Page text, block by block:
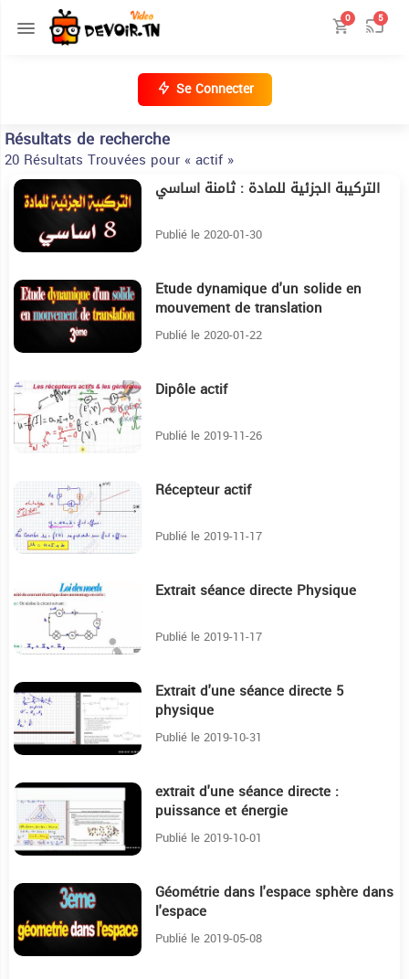
0 5
Se Connecter
Résultats de recherche
20 Résultats Trouvées pour « actif »
6:31 التركيبة الجزئية للمادة : ثامنة اساسي
Publié le 2020-01-30
31:34 Etude dynamique d'un solide en
mouvement de translation
Publié le 2020-01-22
24:40 Dipôle actif
Publié le 2019-11-26
Récepteur actif
Publié le 2019-11-17
8:6 Extrait séance directe Physique
Publié le 2019-11-17
3:53 Extrait d'une séance directe 5
physique
Publié le 2019-10-31
4:46 extrait d'une séance directe :
puissance et énergie
Publié le 2019-10-01
Géométrie dans l'espace sphère dans
l'espace
Publié le 2019-05-08